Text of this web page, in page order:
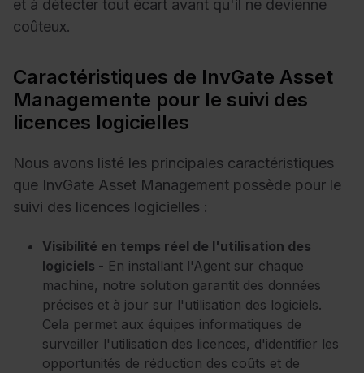
et à détecter tout écart avant qu'il ne devienne
coûteux.
Caractéristiques de InvGate Asset
Managemente pour le suivi des
licences logicielles
Nous avons listé les principales caractéristiques
que InvGate Asset Management possède pour le
suivi des licences logicielles :
Visibilité en temps réel de l'utilisation des
logiciels - En installant l'Agent sur chaque
machine, notre solution garantit des données
précises et à jour sur l'utilisation des logiciels.
Cela permet aux équipes informatiques de
surveiller l'utilisation des licences, d'identifier les
opportunités de réduction des coûts et de